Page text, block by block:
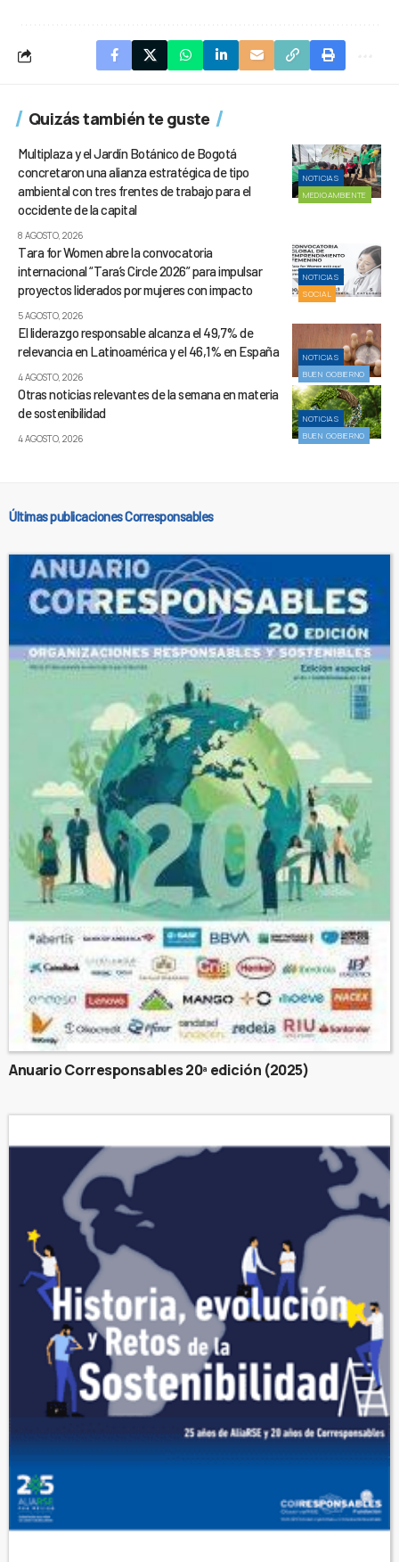
Quizás también te guste
NOTICIAS
MEDIOAMBIENTE
Multiplaza y el Jardín Botánico de Bogotá
concretaron una alianza estratégica de tipo
ambiental con tres frentes de trabajo para el
occidente de la capital
8 AGOSTO, 2026
NOTICIAS
SOCIAL
Tara for Women abre la convocatoria
internacional “Tara’s Circle 2026” para impulsar
proyectos liderados por mujeres con impacto
5 AGOSTO, 2026
NOTICIAS
BUEN GOBIERNO
El liderazgo responsable alcanza el 49,7% de
relevancia en Latinoamérica y el 46,1% en España
4 AGOSTO, 2026
NOTICIAS
BUEN GOBIERNO
Otras noticias relevantes de la semana en materia
de sostenibilidad
4 AGOSTO, 2026
Últimas publicaciones Corresponsables
Anuario Corresponsables 20ª edición (2025)